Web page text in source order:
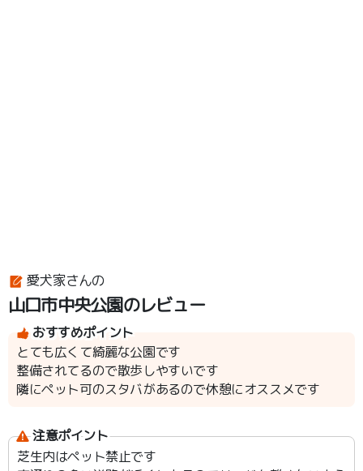
愛犬家さんの
山口市中央公園のレビュー
おすすめポイント
とても広くて綺麗な公園です
整備されてるので散歩しやすいです
隣にペット可のスタバがあるので休憩にオススメです
注意ポイント
芝生内はペット禁止です